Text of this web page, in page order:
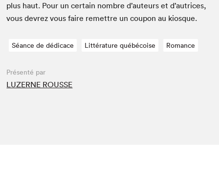
plus haut. Pour un cer­tain nom­bre d’auteurs et d’autrices,
vous devrez vous faire remet­tre un coupon au kiosque.
Séance de dédicace Littérature québécoise Romance
Présenté par
LUZERNE ROUSSE